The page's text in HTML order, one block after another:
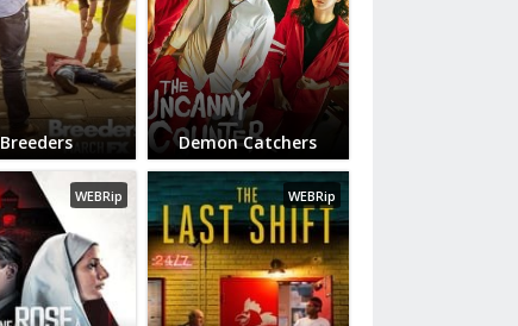
Breeders Demon Catchers
WEBRip WEBRip